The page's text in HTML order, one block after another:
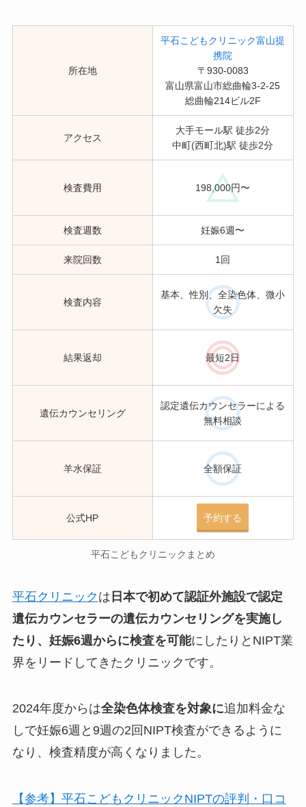
所在地
平石こどもクリニック富山提
携院
〒930-0083
富山県富山市総曲輪3-2-25
総曲輪214ビル2F
アクセス
大手モール駅 徒歩2分
中町(西町北)駅 徒歩2分
検査費用 198,000円〜
検査週数 妊娠6週〜
来院回数 1回
検査内容
基本、性別、全染色体、微小
欠失
結果返却 最短2日
遺伝カウンセリング
認定遺伝カウンセラーによる
無料相談
羊水保証 全額保証
公式HP 予約する
平石こどもクリニックまとめ
平石クリニック は 日本で初めて認証外施設で認定
遺伝カウンセラーの遺伝カウンセリングを実施し
たり、妊娠6週からに検査を可能にしたりとNIPT業
界をリードしてきたクリニックです。
2024年度からは全染色体検査を対象に追加料金な
しで妊娠6週と9週の2回NIPT検査ができる ように
なり、検査精度が高くなりました。
【参考】平石こどもクリニックNIPTの評判・口コ